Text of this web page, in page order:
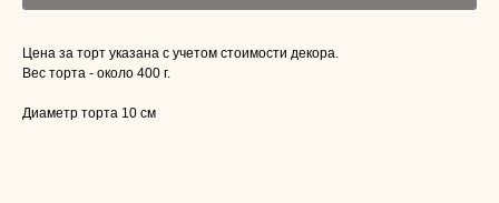
Цена за торт указана с учетом стоимости декора.
Вес торта - около 400 г.
Диаметр торта 10 см